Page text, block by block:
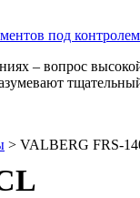
под контролем
– вопрос
> VALBERG FRS-